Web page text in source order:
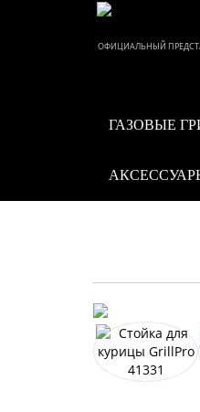
ОФИЦИАЛЬНЫЙ
ГАЗОВЫЕ